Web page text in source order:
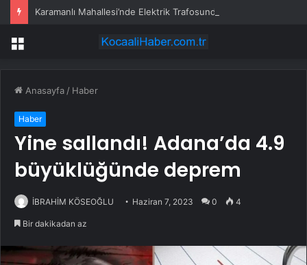
Menü
Anasayfa / Haber
Haber
Yine sallandı! Adana’da 4.9
büyüklüğünde deprem
İBRAHİM KÖSEOĞLU Haziran 7, 2023 0 4
Bir dakikadan az